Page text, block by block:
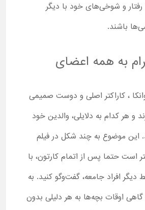
رفتار و شوخی‌های خود با دیگر
باشند.
به همه اعضای
، کاراکتر اصلی و دوست صمیمی
و هر کدام به دلایلی، والدین خود
این موضوع به چند شکل در فیلم
است حتما پس از اتمام کارتون، با
دیگر افراد جامعه، گفت‌وگو کنید. به
اوقات بچه‌ها به هر دلیلی بدون